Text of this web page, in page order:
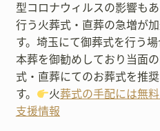
型コロナウィルスの影響も
行う火葬式・直葬の急増が
す。埼玉にて御葬式を行う
本葬を御勧めしており当面
式・直葬にてのお葬式を推
す。
火葬式の手配には無
支援情報